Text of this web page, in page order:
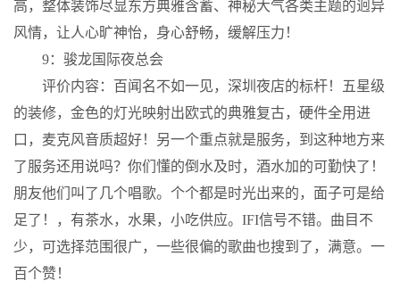
高，整体装饰尽显东方典雅含蓄、神秘大气各类主题的迥异
风情，让人心旷神怡，身心舒畅，缓解压力！
9：骏龙国际夜总会
评价内容：百闻名不如一见，深圳夜店的标杆！五星级
的装修，金色的灯光映射出欧式的典雅复古，硬件全用进
口，麦克风音质超好！另一个重点就是服务，到这种地方来
了服务还用说吗？你们懂的倒水及时，酒水加的可勤快了！
朋友他们叫了几个唱歌。个个都是时光出来的，面子可是给
足了！，有茶水，水果，小吃供应。IFI信号不错。曲目不
少，可选择范围很广，一些很偏的歌曲也搜到了，满意。一
百个赞！